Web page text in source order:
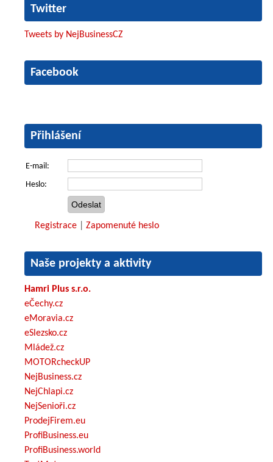
Twitter
Tweets by NejBusinessCZ
Facebook
Přihlášení
E-mail:
Heslo:
Registrace Zapomenuté heslo
Naše projekty a aktivity
Hamri Plus s.r.o.
eČechy.cz
eMoravia.cz
eSlezsko.cz
Mládež.cz
MOTORcheckUP
NejBusiness.cz
NejChlapi.cz
NejSenioři.cz
ProdejFirem.eu
ProfiBusiness.eu
ProfiBusiness.world